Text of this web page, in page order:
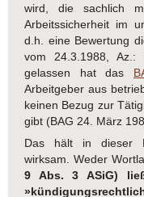
wird, die sachlich
Arbeitssicherheit im
d.h. eine Bewertung
vom 24.3.1988, Az.:
gelassen hat das
Arbeitgeber aus
keinen Bezug zur
gibt (BAG 24. März
Das hält in dieser
wirksam. Weder
9 Abs. 3 ASiG)